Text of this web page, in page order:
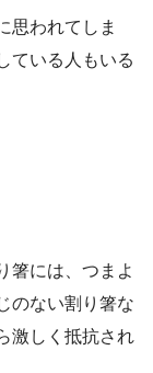
思われてしま
ている人もいる
箸には、つまよ
のない割り箸な
激しく抵抗され